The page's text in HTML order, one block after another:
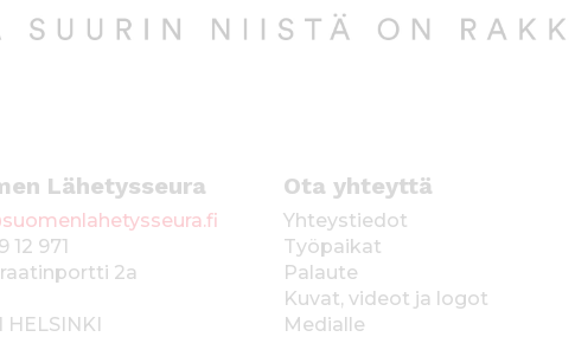
Lähetysseura
12 971
2a
HELSINKI
Ota yhteyttä
Yhteystiedot
Työpaikat
Palaute
Kuvat, videot ja logot
Medialle